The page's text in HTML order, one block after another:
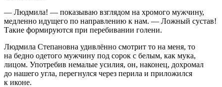
— Людмила! — показываю взглядом на хромого мужчину,
медленно идущего по направлению к нам. — Ложный сустав!
Такие формируются при перебивании голени.
Людмила Степановна удивлённо смотрит то на меня, то
на бедно одетого мужчину под сорок с белым, как мука,
лицом. Употребив немалые усилия, он, наконец, дохромал
до нашего угла, перегнулся через перила и приложился
к иконе.